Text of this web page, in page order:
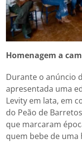
Homenagem a
Durante o anúncio
apresentada uma
Levity em lata, em
do Peão de
que marcaram
quem bebe de uma